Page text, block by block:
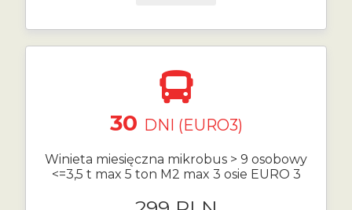
30 DNI (EURO3)
Winieta miesięczna mikrobus > 9 osobowy
<=3,5 t max 5 ton M2 max 3 osie EURO 3